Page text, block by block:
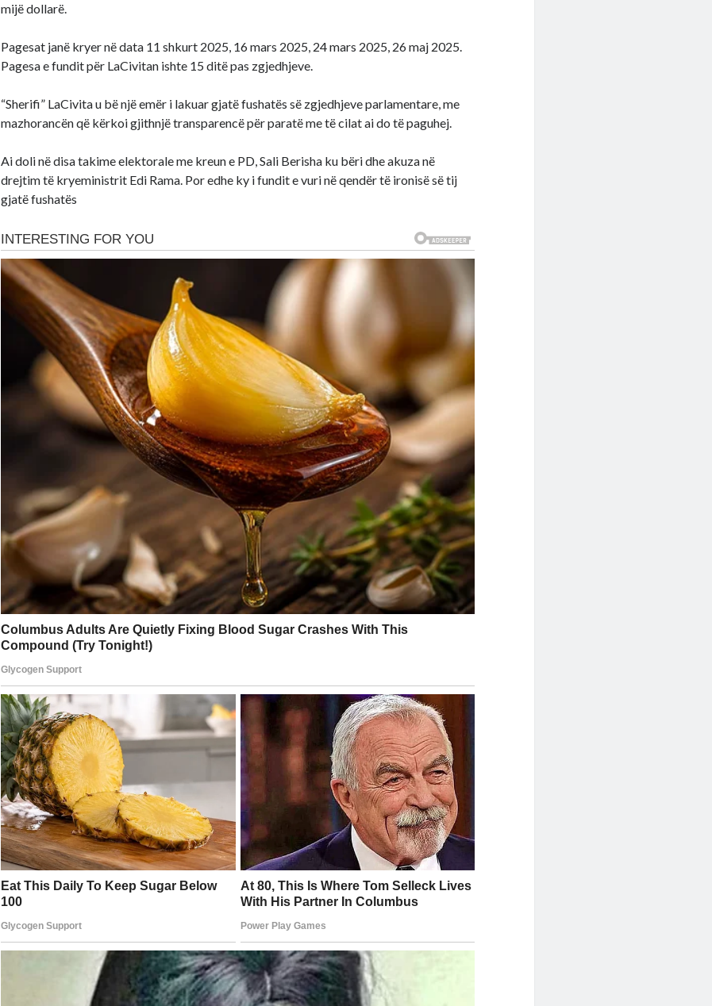
mijë dollarë.
Pagesat janë kryer në data 11 shkurt 2025, 16 mars 2025, 24 mars 2025, 26 maj 2025.
Pagesa e fundit për LaCivitan ishte 15 ditë pas zgjedhjeve.
“Sherifi” LaCivita u bë një emër i lakuar gjatë fushatës së zgjedhjeve parlamentare, me
mazhorancën që kërkoi gjithnjë transparencë për paratë me të cilat ai do të paguhej.
Ai doli në disa takime elektorale me kreun e PD, Sali Berisha ku bëri dhe akuza në
drejtim të kryeministrit Edi Rama. Por edhe ky i fundit e vuri në qendër të ironisë së tij
gjatë fushatës